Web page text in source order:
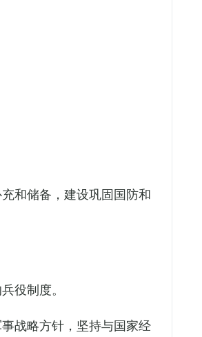
和储备，建设巩固国防和
役制度。
战略方针，坚持与国家经